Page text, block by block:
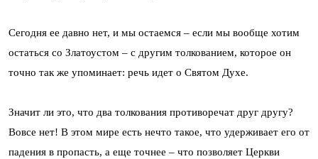
Сегодня ее давно нет, и мы остаемся – если мы вообще хотим
остаться со Златоустом – с другим толкованием, которое он
точно так же упоминает: речь идет о Святом Духе.
Значит ли это, что два толкования противоречат друг другу?
Вовсе нет! В этом мире есть нечто такое, что удерживает его от
падения в пропасть, а еще точнее – что позволяет Церкви